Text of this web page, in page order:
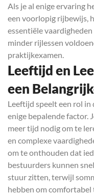
Als je al enige ervaring
een voorlopig rijbewijs,
essentiële
minder rijlessen
praktijkexamen.
Leeftijd en
een
Leeftijd speelt een rol in
enige bepalende factor.
meer tijd nodig om te
en complexe
om te onthouden dat
bestuurders kunnen
stuur zitten, terwijl
hebben om